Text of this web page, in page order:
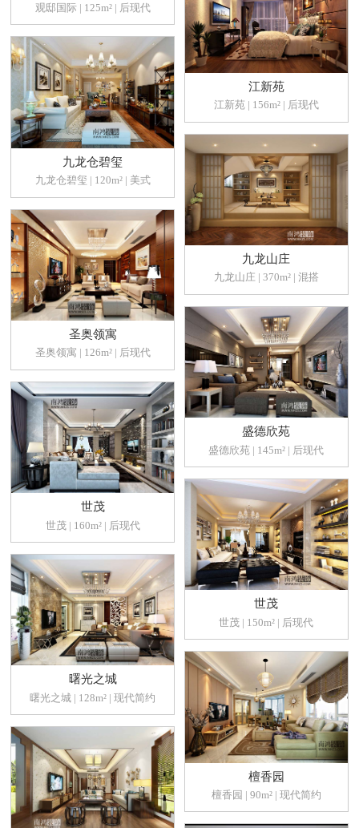
观邸国际 | 125m² | 后现代
江新苑
江新苑 | 156m² | 后现代
九龙仓碧玺
九龙仓碧玺 | 120m² | 美式
九龙山庄
九龙山庄 | 370m² | 混搭
圣奥领寓
圣奥领寓 | 126m² | 后现代
盛德欣苑
盛德欣苑 | 145m² | 后现代
世茂
世茂 | 160m² | 后现代
世茂
世茂 | 150m² | 后现代
曙光之城
曙光之城 | 128m² | 现代简约
檀香园
檀香园 | 90m² | 现代简约